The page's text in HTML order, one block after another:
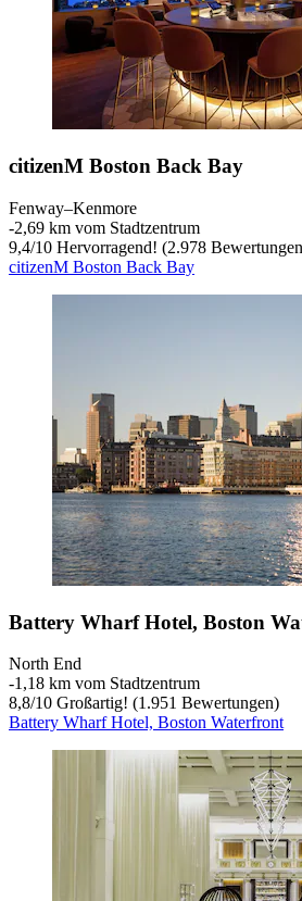
citizenM Boston Back Bay
Fenway–Kenmore
‐2,69 km vom Stadtzentrum
9,4/10 Hervorragend! (2.978
citizenM Boston Back Bay
Battery Wharf Hotel, Boston
North End
‐1,18 km vom Stadtzentrum
8,8/10 Großartig! (1.951 Bewertungen)
Battery Wharf Hotel, Boston Waterfront